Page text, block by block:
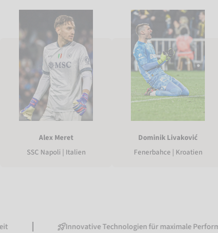
Alex Meret
SSC Napoli | Italien
Dominik Livaković
Fenerbahce | Kroatien
Innovative Technologien für maximale Performance